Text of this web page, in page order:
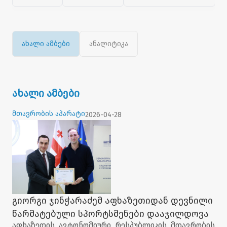
ახალი ამბები ანალიტიკა
ახალი ამბები
მთავრობის აპარატი2026-04-28
გიორგი ჯინჭარაძემ აფხაზეთიდან დევნილი
წარმატებული სპორტსმენები დააჯილდოვა